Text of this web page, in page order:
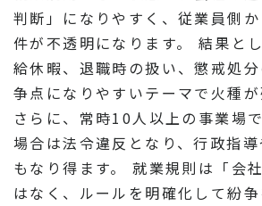
判断」になりやすく、従業員側
件が不透明になります。 結果と
給休暇、退職時の扱い、懲戒処分
争点になりやすいテーマで火種が
さらに、常時10人以上の事業場
場合は法令違反となり、行政指
もなり得ます。 就業規則は「会
はなく、ルールを明確化して紛